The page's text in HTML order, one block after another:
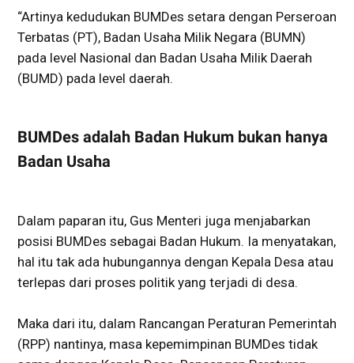
“Artinya kedudukan BUMDes setara dengan Perseroan
Terbatas (PT), Badan Usaha Milik Negara (BUMN)
pada level Nasional dan Badan Usaha Milik Daerah
(BUMD) pada level daerah.
BUMDes adalah Badan Hukum bukan hanya
Badan Usaha
Dalam paparan itu, Gus Menteri juga menjabarkan
posisi BUMDes sebagai Badan Hukum. Ia menyatakan,
hal itu tak ada hubungannya dengan Kepala Desa atau
terlepas dari proses politik yang terjadi di desa.
Maka dari itu, dalam Rancangan Peraturan Pemerintah
(RPP) nantinya, masa kepemimpinan BUMDes tidak